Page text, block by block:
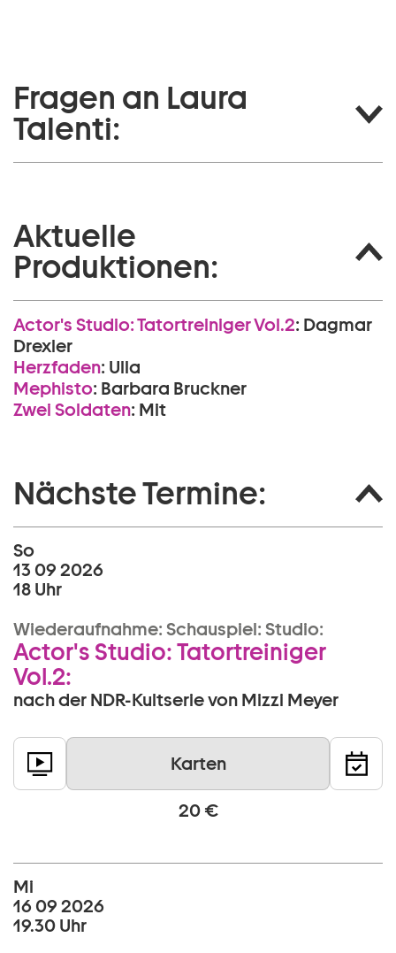
Fragen an Laura
Talenti:
Aktuelle
Produktionen:
Actor's Studio: Tatortreiniger Vol.2: Dagmar
Drexler
Herzfaden: Ulla
Mephisto: Barbara Bruckner
Zwei Soldaten: Mit
Nächste Termine:
So
13 09 2026
18 Uhr
Wiederaufnahme: Schauspiel: Studio:
Actor's Studio: Tatortreiniger
Vol.2:
nach der NDR-Kultserie von Mizzi Meyer
Karten
20 €
Mi
16 09 2026
19.30 Uhr